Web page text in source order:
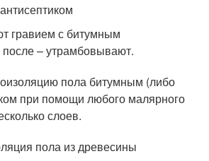
гравием с битумным
– утрамбовывают.
пола битумным (либо
при помощи любого малярного
слоев.
пола из древесины